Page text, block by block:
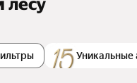
лесу
Уникальные